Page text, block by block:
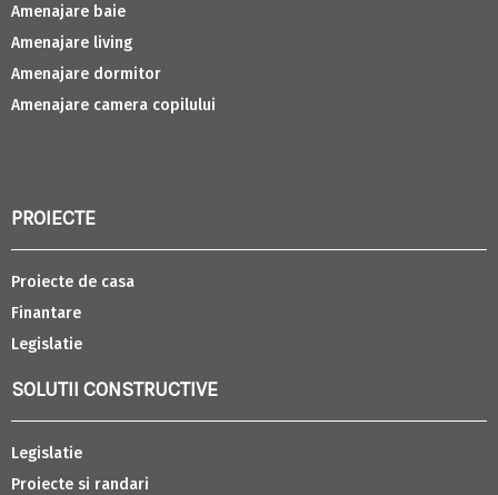
Amenajare baie
Amenajare living
Amenajare dormitor
Amenajare camera copilului
PROIECTE
Proiecte de casa
Finantare
Legislatie
SOLUTII CONSTRUCTIVE
Legislatie
Proiecte si randari